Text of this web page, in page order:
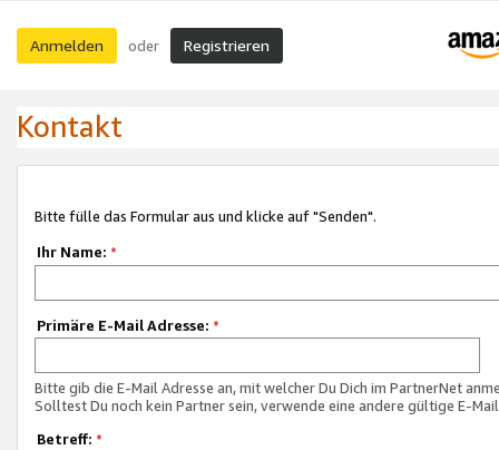
Anmelden oder Registrieren
Kontakt
Bitte fülle das Formular aus und klicke auf "Senden".
Ihr Name: *
Primäre E-Mail Adresse: *
Bitte gib die E-Mail Adresse an, mit welcher Du Dich im PartnerNet
Solltest Du noch kein Partner sein, verwende eine andere gültige E-
Betreff: *